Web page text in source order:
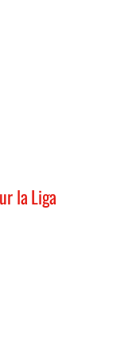
la Liga